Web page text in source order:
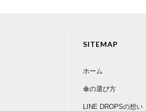
SITEMAP
ホーム
傘の選び方
LINE DROPSの想い